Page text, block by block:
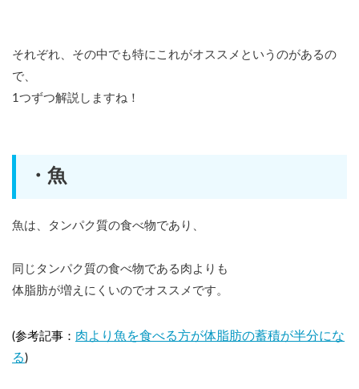
それぞれ、その中でも特にこれがオススメというのがあるの
で、
1つずつ解説しますね！
・魚
魚は、タンパク質の食べ物であり、
同じタンパク質の食べ物である肉よりも
体脂肪が増えにくいのでオススメです。
(参考記事： 肉より魚を食べる方が体脂肪の蓄積が半分にな
る )